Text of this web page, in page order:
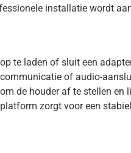
installatie wordt
te laden of sluit een
of audio-
de houder af te stellen en
zorgt voor een